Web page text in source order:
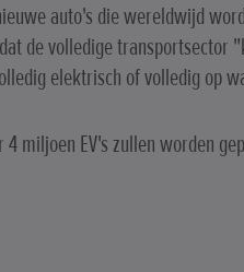
auto's die wereldwijd
de volledige transportsector
elektrisch of volledig op
miljoen EV's zullen worden